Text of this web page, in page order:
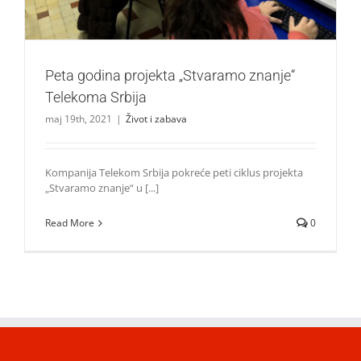
Peta godina projekta „Stvaramo znanje“
Telekoma Srbija
maj 19th, 2021 | Život i zabava
Kompanija Telekom Srbija pokreće peti ciklus projekta
„Stvaramo znanje“ u [...]
Read More 0